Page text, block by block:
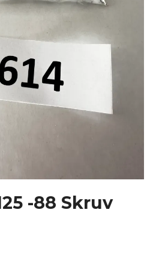
-88 Skruv